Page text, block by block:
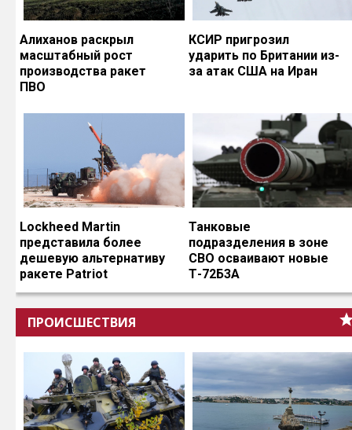
Алиханов раскрыл
масштабный рост
производства ракет
ПВО
КСИР пригрозил
ударить по Британии из-
за атак США на Иран
Lockheed Martin
представила более
дешевую альтернативу
ракете Patriot
Танковые
подразделения в зоне
СВО осваивают новые
Т-72Б3А
ПРОИСШЕСТВИЯ